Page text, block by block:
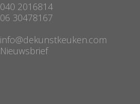
040 2016814
06 30478167
info@dekunstkeuken.com
Nieuwsbrief